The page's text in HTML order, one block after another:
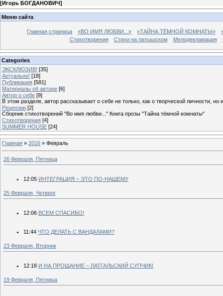
[Игорь БОГДАНОВИЧ]
Меню сайта
Главная страница «ВО ИМЯ ЛЮБВИ...» «ТАЙНА ТЁМНОЙ КОМНАТЫ»
Стихотворения
Стихи на латышском Мелодекламация
Categories
ЭКСКЛЮЗИВ! [35]
Актуально! [18]
Публикация [581]
Материалы об авторе [6]
Автор о себе [9]
В этом разделе, автор рассказывает о себе не только, как о творческой личности,
Рецензии [2]
Сборник стихотворений "Во имя любви..." Книга прозы "Тайна тёмной комнаты"
Стихотворения [4]
SUMMER HOUSE [24]
Главная » 2016 » Февраль
26 Февраля, Пятница
12:05 ИНТЕГРАЦИЯ – ЭТО ПО-НАШЕМУ
25 Февраля, Четверг
12:06 ВСЕМ СПАСИБО!
11:44 ЧТО ДЕЛАТЬ С ВАНДАЛАМИ?
23 Февраля, Вторник
12:18 И НА ПРОЩАНИЕ – ЛАТГАЛЬСКИЙ СУПЧИК!
19 Февраля, Пятница